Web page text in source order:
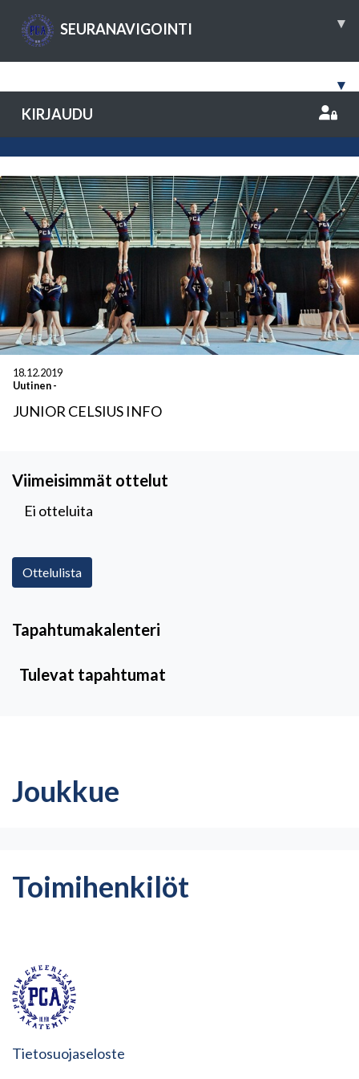
SEURANAVIGOINTI ▾
▾
KIRJAUDU
18.12.2019
Uutinen-
JUNIOR CELSIUS INFO
Viimeisimmät ottelut
Ei otteluita
Ottelulista
Tapahtumakalenteri
Tulevat tapahtumat
Joukkue
Toimihenkilöt
Tietosuojaseloste